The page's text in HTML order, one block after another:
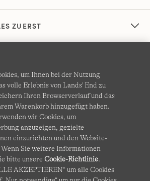
ZUERST
Datenschutz & Sicherheit
auswählen Barrierefreiheit
Internationale Websites
um Ihnen bei der Nutzung
volle Erlebnis von Lands' End zu
Ihren Browserverlauf und das
Warenkorb hinzugefügt haben.
wir Cookies, um
anzuzeigen, gezielte
einzurichten und den Website-
Sie weitere Informationen
bitte unsereCookie-Richtlinie.
AKZEPTIEREN“ um alle Cookies